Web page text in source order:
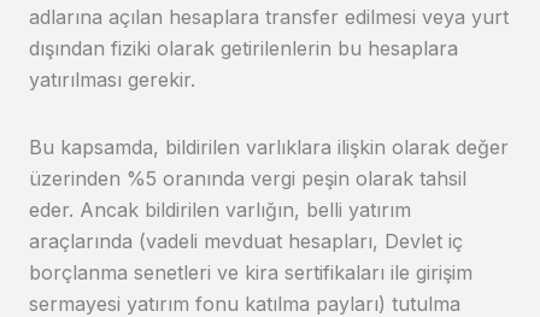
adlarına açılan hesaplara transfer edilmesi veya yurt
dışından fiziki olarak getirilenlerin bu hesaplara
yatırılması gerekir.
Bu kapsamda, bildirilen varlıklara ilişkin olarak değer
üzerinden %5 oranında vergi peşin olarak tahsil
eder. Ancak bildirilen varlığın, belli yatırım
araçlarında (vadeli mevduat hesapları, Devlet iç
borçlanma senetleri ve kira sertifikaları ile girişim
sermayesi yatırım fonu katılma payları) tutulma